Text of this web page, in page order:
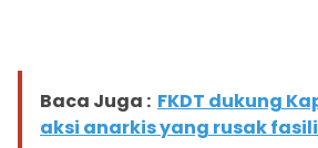
Baca Juga : FKDT dukung
aksi anarkis yang rusak